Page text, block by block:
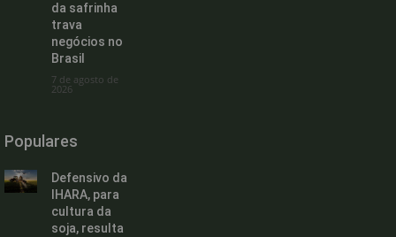
da safrinha
trava
negócios no
Brasil
7 de agosto de
2026
Populares
Defensivo da
IHARA, para
cultura da
soja, resulta